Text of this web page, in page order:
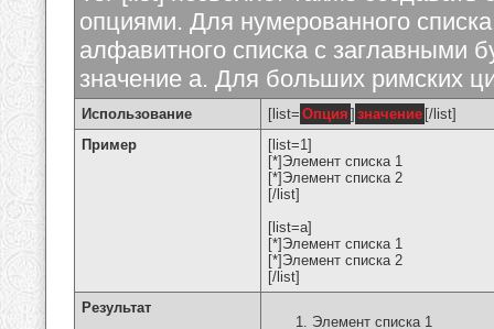
опциями. Для нумерованного
алфавитного списка с заглавными
значение а. Для больших римских
Использование [list= Опция ] значение [/list]
Пример
[list=1]
[*]Элемент списка 1
[*]Элемент списка 2
[/list]
[list=a]
[*]Элемент списка 1
[*]Элемент списка 2
[/list]
Результат
Элемент списка 1